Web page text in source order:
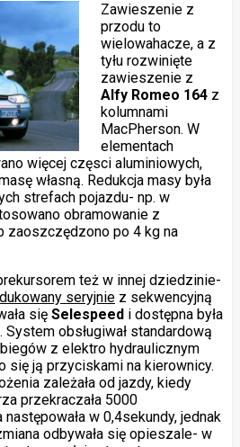
Zawieszenie z
przodu to
wielowahacze, a z
tyłu rozwinięte
zawieszenie z
Alfy Romeo 164z
kolumnami
MacPherson. W
elementach
więcej częsci aluminiowych,
własną. Redukcja masy była
strefach pojazdu- np. w
obramowanie z
zaoszczędzono po 4 kg na
też w innej dziedzinie-
seryjniez sekwencyjną
się Selespeedi dostępna była
obsługiwał standardową
z elektro hydraulicznym
się ją przyciskami na kierownicy.
zależała od jazdy, kiedy
przekraczała 5000
w 0,4sekundy, jednak
odbywała się opieszale- w